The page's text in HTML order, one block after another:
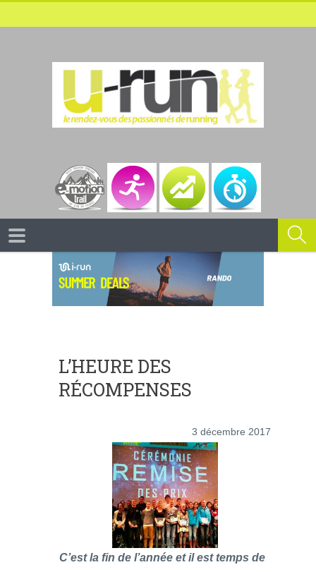
L’HEURE DES
RÉCOMPENSES
3 décembre 2017
C’est la fin de l’année et il est temps de